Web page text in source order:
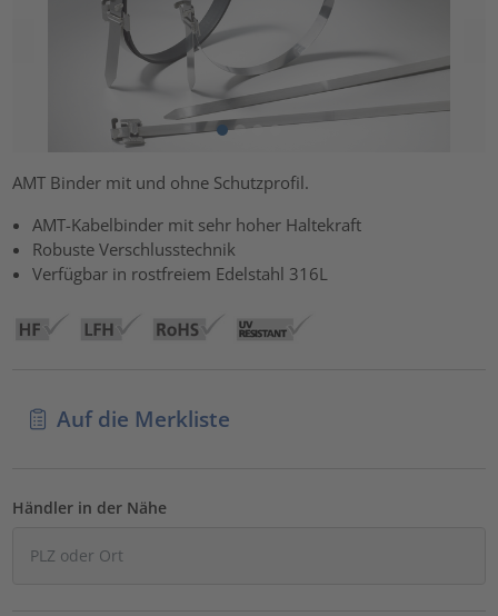
AMT Binder mit und ohne Schutzprofil.
AMT-Kabelbinder mit sehr hoher Haltekraft
Robuste Verschlusstechnik
Verfügbar in rostfreiem Edelstahl 316L
Auf die Merkliste
Händler in der Nähe